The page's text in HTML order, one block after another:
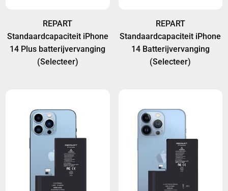
REPART
Standaardcapaciteit iPhone
14 Plus batterijvervanging
(Selecteer)
REPART
Standaardcapaciteit iPhone
14 Batterijvervanging
(Selecteer)